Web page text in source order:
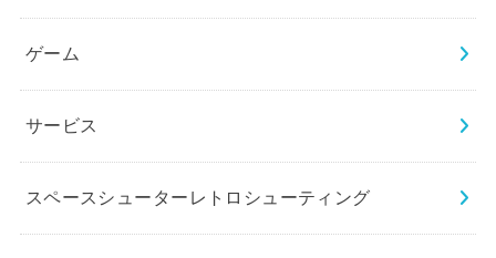
ゲーム
サービス
スペースシューターレトロシューティング